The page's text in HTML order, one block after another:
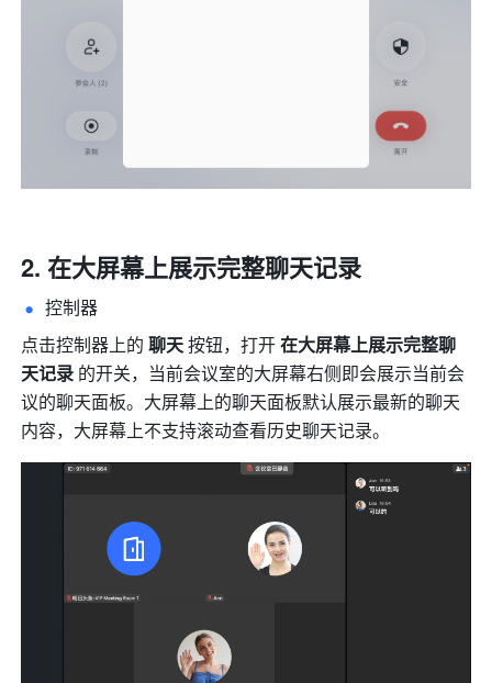
在大屏幕上展示完整聊天记录
控制器
点击控制器上的 聊天 按钮，打开 在大屏幕上展示完整聊
天记录 的开关，当前会议室的大屏幕右侧即会展示当前会
议的聊天面板。大屏幕上的聊天面板默认展示最新的聊天
内容，大屏幕上不支持滚动查看历史聊天记录。